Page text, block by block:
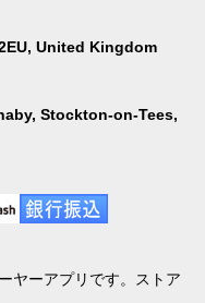
United Kingdom
Stockton-on-Tees,
ヤーアプリです。ストア